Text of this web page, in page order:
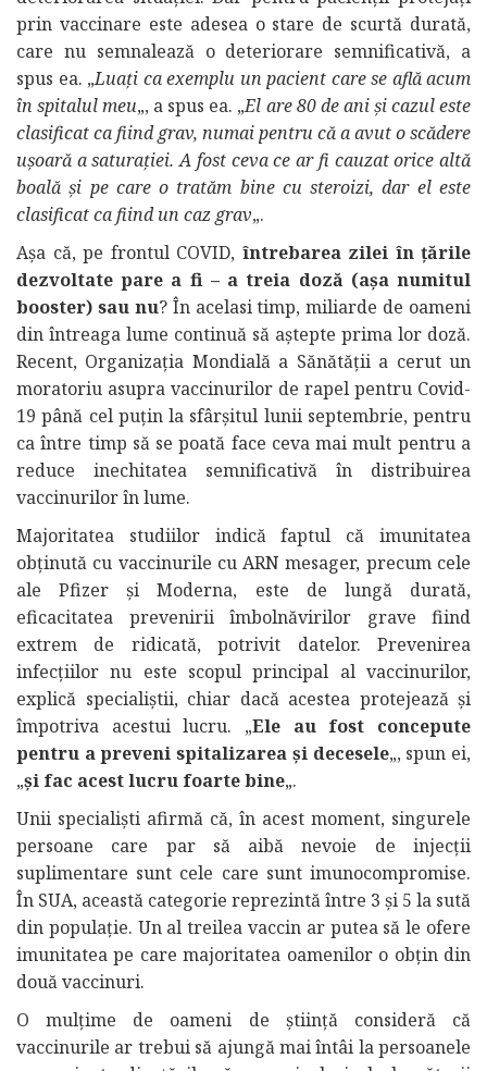
prin vaccinare este adesea o stare de scurtă durată,
care nu semnalează o deteriorare semnificativă, a
spus ea. „Luați ca exemplu un pacient care se află acum
în spitalul meu„, a spus ea. „El are 80 de ani și cazul este
clasificat ca fiind grav, numai pentru că a avut o scădere
ușoară a saturației. A fost ceva ce ar fi cauzat orice altă
boală și pe care o tratăm bine cu steroizi, dar el este
clasificat ca fiind un caz grav„.
Așa că, pe frontul COVID, întrebarea zilei în țările
dezvoltate pare a fi – a treia doză (așa numitul
booster) sau nu? În acelasi timp, miliarde de oameni
din întreaga lume continuă să aștepte prima lor doză.
Recent, Organizația Mondială a Sănătății a cerut un
moratoriu asupra vaccinurilor de rapel pentru Covid-
19 până cel puțin la sfârșitul lunii septembrie, pentru
ca între timp să se poată face ceva mai mult pentru a
reduce inechitatea semnificativă în distribuirea
vaccinurilor în lume.
Majoritatea studiilor indică faptul că imunitatea
obținută cu vaccinurile cu ARN mesager, precum cele
ale Pfizer și Moderna, este de lungă durată,
eficacitatea prevenirii îmbolnăvirilor grave fiind
extrem de ridicată, potrivit datelor. Prevenirea
infecțiilor nu este scopul principal al vaccinurilor,
explică specialiștii, chiar dacă acestea protejează și
împotriva acestui lucru. „Ele au fost concepute
pentru a preveni spitalizarea și decesele„, spun ei,
„și fac acest lucru foarte bine„.
Unii specialiști afirmă că, în acest moment, singurele
persoane care par să aibă nevoie de injecții
suplimentare sunt cele care sunt imunocompromise.
În SUA, această categorie reprezintă între 3 și 5 la sută
din populație. Un al treilea vaccin ar putea să le ofere
imunitatea pe care majoritatea oamenilor o obțin din
două vaccinuri.
O mulțime de oameni de știință consideră că
vaccinurile ar trebui să ajungă mai întâi la persoanele